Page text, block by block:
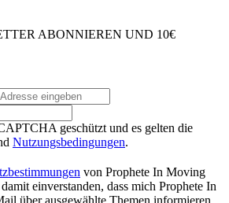
ABONNIEREN UND 10€
geschützt und es gelten die
Nutzungsbedingungen.
von Prophete In Moving
einverstanden, dass mich Prophete In
über ausgewählte Themen informieren